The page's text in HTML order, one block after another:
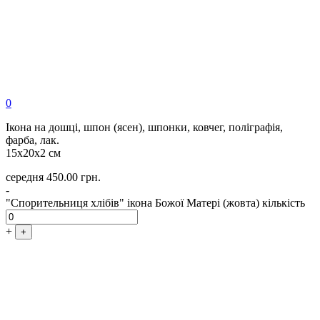
0
Ікона на дошці, шпон (ясен), шпонки, ковчег, поліграфія,
фарба, лак.
15х20х2 см
середня 450.00 грн.
-
"Спорительниця хлібів" ікона Божої Матері (жовта) кількість
+ +